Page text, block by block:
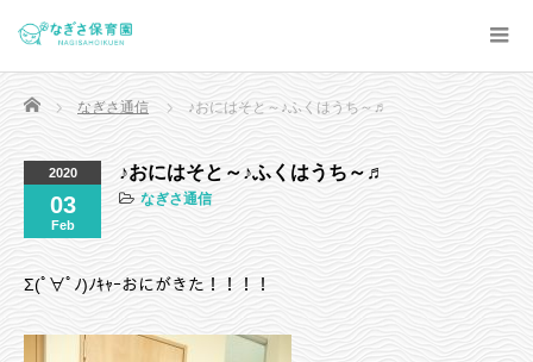
Home なぎさ通信 ♪おにはそと～♪ふくはうち～♬
2020
03
Feb
♪おにはそと～♪ふくはうち～♬
なぎさ通信
Σ(ﾟ∀ﾟﾉ)ﾉｷｬｰおにがきた！！！！